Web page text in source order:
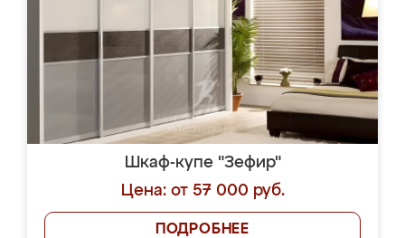
Шкаф-купе "Зефир"
Цена: от 57 000 руб.
ПОДРОБНЕЕ